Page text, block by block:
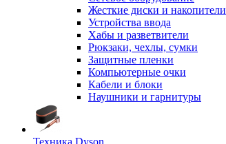
Жесткие диски и накопители
Устройства ввода
Хабы и разветвители
Рюкзаки, чехлы, сумки
Защитные пленки
Компьютерные очки
Кабели и блоки
Наушники и гарнитуры
Техника Dyson